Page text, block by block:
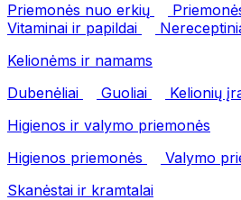
Priemonės nuo erkių
Vitaminai ir papildai
Kelionėms ir namams
Dubenėliai
Guoliai
Kelionių
Higienos ir valymo priemonės
Higienos priemonės
Valymo
Skanėstai ir kramtalai